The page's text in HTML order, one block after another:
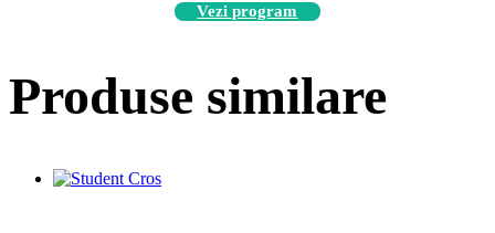
Vezi program
Produse similare